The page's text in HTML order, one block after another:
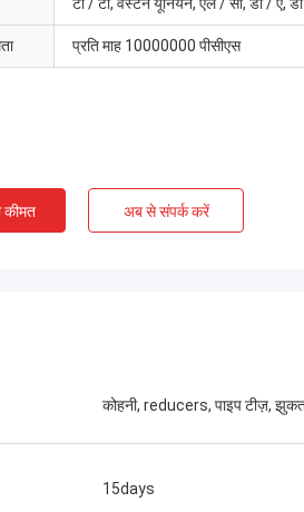
प्रति माह 10000000 पीसीएस
कीमत अब से संपर्क करें
कोहनी, reducers, पाइप टीज़,
15days